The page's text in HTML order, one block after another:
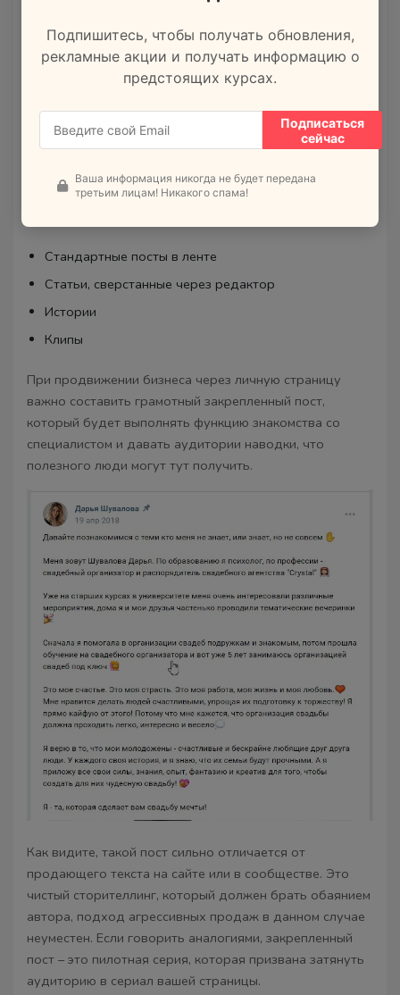
Что писать: какой
контент нужен для
продвижения личной
страницы ВКонтакте
В плане инструментария здесь доступны все те же
Стандартные посты в ленте
Статьи, сверстанные через редактор
Истории
Клипы
При продвижении бизнеса через личную страницу
важно составить грамотный закрепленный пост,
который будет выполнять функцию знакомства со
специалистом и давать аудитории наводки, что
полезного люди могут тут получить.
Как видите, такой пост сильно отличается от
продающего текста на сайте или в сообществе. Это
чистый сторителлинг, который должен брать обаянием
автора, подход агрессивных продаж в данном случае
неуместен. Если говорить аналогиями, закрепленный
пост – это пилотная серия, которая призвана затянуть
аудиторию в сериал вашей страницы.
Подпишитесь, чтобы получать обновления,
рекламные акции и получать информацию о
предстоящих курсах.
Подписаться
сейчас
Ваша информация никогда не будет передана
третьим лицам! Никакого спама!